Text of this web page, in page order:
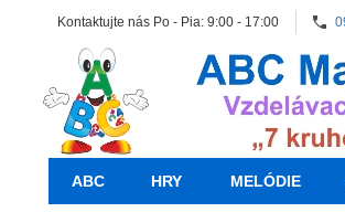
Kontaktujte nás Po - Pia: 9:00 - 17:00
ABC HRY MELÓDIE